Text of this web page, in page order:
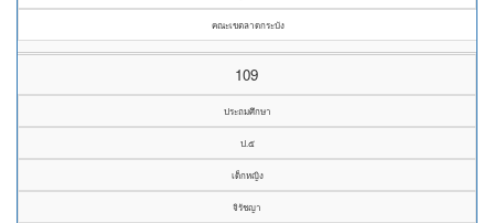
คณะเขตลาดกระบัง
109
ประถมศึกษา
ป.๕
เด็กหญิง
จิรัชญา